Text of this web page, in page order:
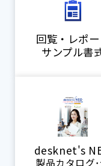
回覧・レポー
サンプル書
desknet's
製品カタログ